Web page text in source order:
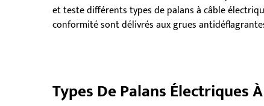
et teste différents types de palans à câble
conformité sont délivrés aux grues
Types De Palans Électriques